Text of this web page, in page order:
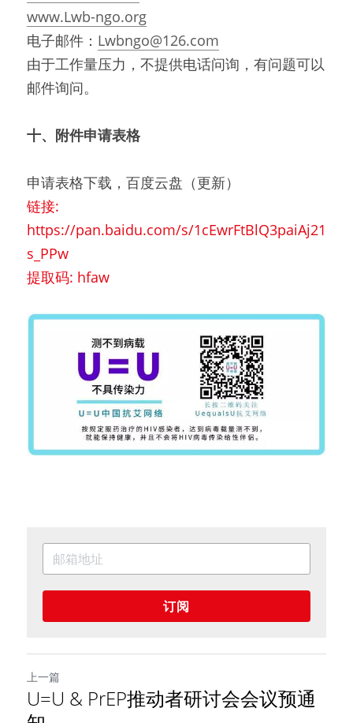
www.Lwb-ngo.org
电子邮件： Lwbngo@126.com
由于工作量压力，不提供电话问询，有问题可以
邮件询问。
十、附件申请表格
申请表格下载，百度云盘（更新）
链接:
https://pan.baidu.com/s/1cEwrFtBlQ3paiAj21
s_PPw
提取码: hfaw
订阅
上一篇
U=U & PrEP推动者研讨会会议预通